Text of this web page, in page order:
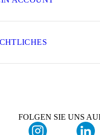
FOLGEN SIE UNS